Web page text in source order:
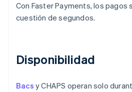
Con Faster Payments, los pagos
cuestión de segundos.
Disponibilidad
Bacs y CHAPS operan solo